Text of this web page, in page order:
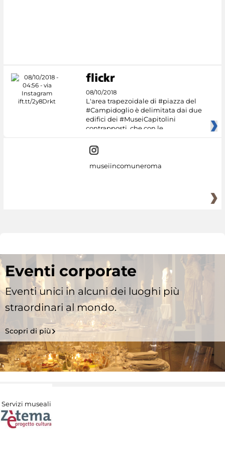
08/10/2018
L'area trapezoidale di #piazza del
#Campidoglio è delimitata dai due
edifici dei #MuseiCapitolini
contrapposti, che con le
museiincomuneroma
Eventi corporate
Eventi unici in alcuni dei luoghi più
straordinari al mondo.
Scopri di più
Servizi museali